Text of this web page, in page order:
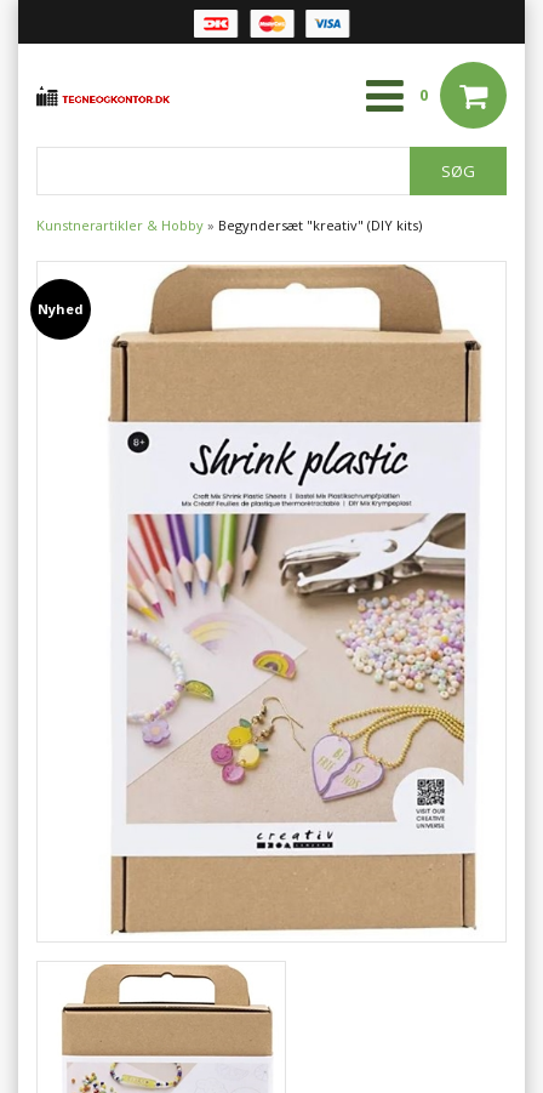
0
Kunstnerartikler & Hobby » Begyndersæt "kreativ" (DIY kits)
Nyhed